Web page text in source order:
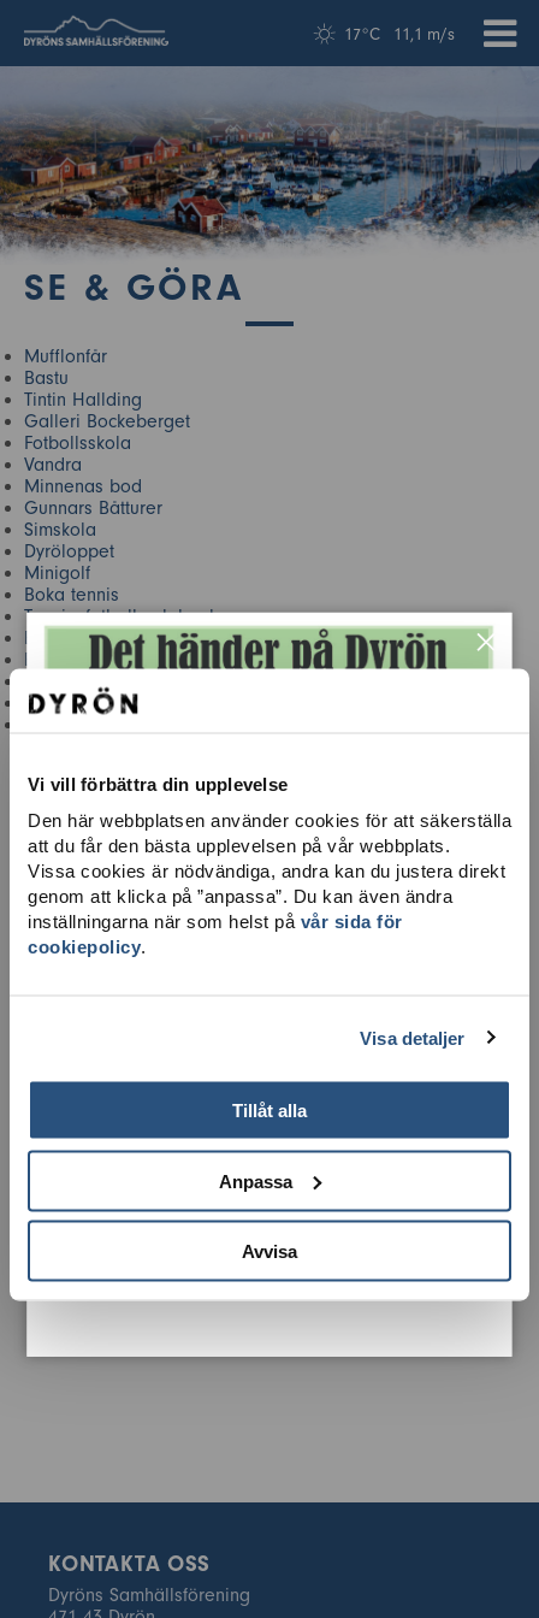
Vi vill förbättra din upplevelse
Den här webbplatsen använder cookies för att säkerställa
att du får den bästa upplevelsen på vår webbplats.
Vissa cookies är nödvändiga, andra kan du justera direkt
genom att klicka på ”anpassa”. Du kan även ändra
inställningarna när som helst på vår sida för
cookiepolicy.
Visa detaljer
Tillåt alla
Anpassa
Avvisa
17°C 11,1 m/s
SE & GÖRA
Mufflonfår
Bastu
Tintin Hallding
Galleri Bockeberget
Fotbollsskola
Vandra
Minnenas bod
Gunnars Båtturer
Simskola
Dyröloppet
Minigolf
Boka tennis
Tennis, fotboll och boule
Boka gym
Bada
Scen för alla
KONTAKTA OSS
Dyröns Samhällsförening
×